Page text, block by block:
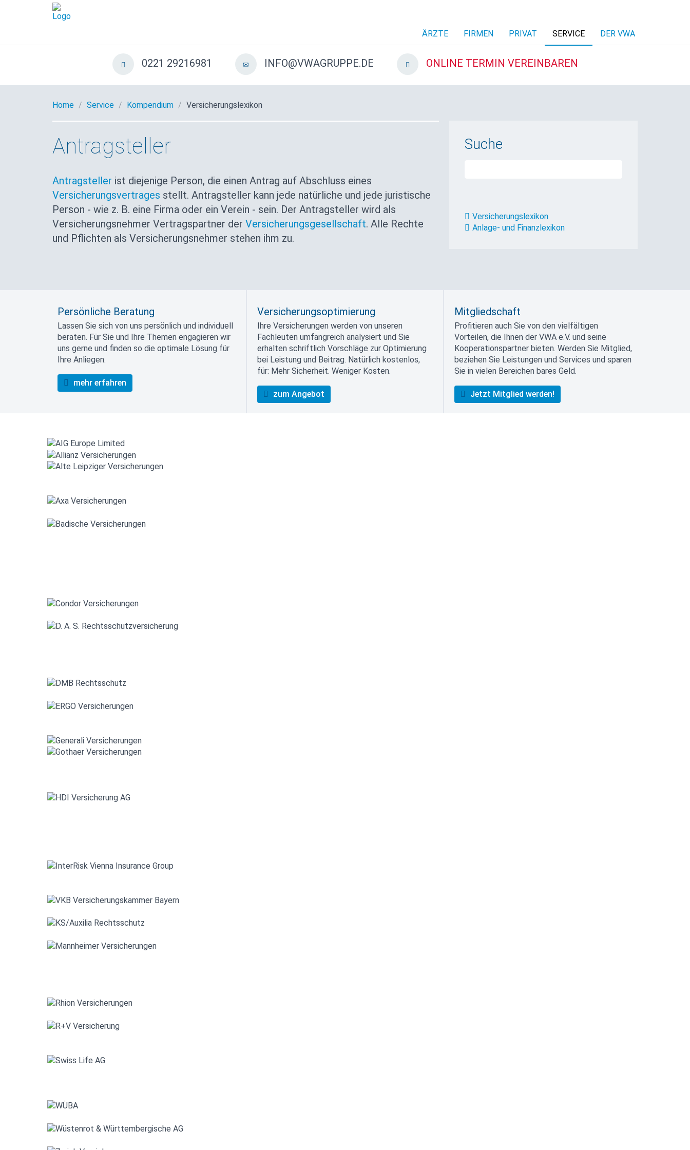
ÄRZTE FIRMEN PRIVAT SERVICE DER VWA
0221 29216981 INFO@VWAGRUPPE.DE ONLINE TERMIN VEREINBAREN
Home Service Kompendium Versicherungslexikon
Antragsteller
Antragsteller ist diejenige Person, die einen Antrag auf Abschluss eines
Versicherungsvertrages stellt. Antragsteller kann jede natürliche und jede juristische
Person - wie z. B. eine Firma oder ein Verein - sein. Der Antragsteller wird als
Versicherungsnehmer Vertragspartner der Versicherungsgesellschaft. Alle Rechte
und Pflichten als Versicherungsnehmer stehen ihm zu.
Suche
Versicherungslexikon
Anlage- und Finanzlexikon
Persönliche Beratung
Lassen Sie sich von uns persönlich und individuell
beraten. Für Sie und Ihre Themen engagieren wir
uns gerne und finden so die optimale Lösung für
Ihre Anliegen.
mehr erfahren
Versicherungsoptimierung
Ihre Versicherungen werden von unseren
Fachleuten umfangreich analysiert und Sie
erhalten schriftlich Vorschläge zur Optimierung
bei Leistung und Beitrag. Natürlich kostenlos,
für: Mehr Sicherheit. Weniger Kosten.
zum Angebot
Mitgliedschaft
Profitieren auch Sie von den vielfältigen
Vorteilen, die Ihnen der VWA e.V. und seine
Kooperationspartner bieten. Werden Sie Mitglied,
beziehen Sie Leistungen und Services und sparen
Sie in vielen Bereichen bares Geld.
Jetzt Mitglied werden!